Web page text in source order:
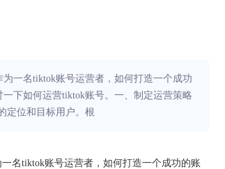
一名tiktok账号运营者，如何打造一个成功
下如何运营tiktok账号。一、制定运营策略
定位和目标用户。根
名tiktok账号运营者，如何打造一个成功的账